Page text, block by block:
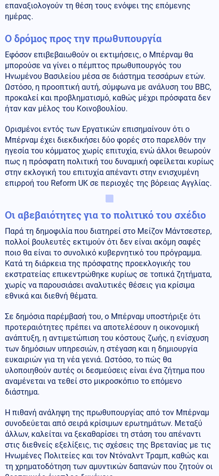
επαναξιολογούν τη θέση τους ενόψει της επόμενης
ημέρας.
Ο δρόμος προς την πρωθυπουργία
Εφόσον επιβεβαιωθούν οι εκτιμήσεις, ο Μπέρναμ θα
μπορούσε να γίνει ο πέμπτος πρωθυπουργός του
Ηνωμένου Βασιλείου μέσα σε διάστημα τεσσάρων ετών.
Ωστόσο, η προοπτική αυτή, σύμφωνα με ανάλυση του BBC,
προκαλεί και προβληματισμό, καθώς μέχρι πρόσφατα δεν
ήταν καν μέλος του Κοινοβουλίου.
Ορισμένοι εντός των Εργατικών επισημαίνουν ότι ο
Μπέρναμ έχει διεκδικήσει δύο φορές στο παρελθόν την
ηγεσία του κόμματος χωρίς επιτυχία, ενώ άλλοι θεωρούν
πως η πρόσφατη πολιτική του δυναμική οφείλεται κυρίως
στην εκλογική του επιτυχία απέναντι στην ενισχυμένη
επιρροή του Reform UK σε περιοχές της βόρειας Αγγλίας.
Οι αβεβαιότητες για το πολιτικό του σχέδιο
Παρά τη δημοφιλία που διατηρεί στο Μείζον Μάντσεστερ,
πολλοί βουλευτές εκτιμούν ότι δεν είναι ακόμη σαφές
ποιο θα είναι το συνολικό κυβερνητικό του πρόγραμμα.
Κατά τη διάρκεια της πρόσφατης προεκλογικής του
εκστρατείας επικεντρώθηκε κυρίως σε τοπικά ζητήματα,
χωρίς να παρουσιάσει αναλυτικές θέσεις για κρίσιμα
εθνικά και διεθνή θέματα.
Σε δημόσια παρέμβασή του, ο Μπέρναμ υποστήριξε ότι
προτεραιότητες πρέπει να αποτελέσουν η οικονομική
ανάπτυξη, η αντιμετώπιση του κόστους ζωής, η ενίσχυση
των δημόσιων υπηρεσιών, η στέγαση και η δημιουργία
ευκαιριών για τη νέα γενιά. Ωστόσο, το πώς θα
υλοποιηθούν αυτές οι δεσμεύσεις είναι ένα ζήτημα που
αναμένεται να τεθεί στο μικροσκόπιο το επόμενο
διάστημα.
Η πιθανή ανάληψη της πρωθυπουργίας από τον Μπέρναμ
συνοδεύεται από σειρά κρίσιμων ερωτημάτων. Μεταξύ
άλλων, καλείται να ξεκαθαρίσει τη στάση του απέναντι
στις διεθνείς εξελίξεις, τις σχέσεις της Βρετανίας με τις
Ηνωμένες Πολιτείες και τον Ντόναλντ Τραμπ, καθώς και
τη χρηματοδότηση των αμυντικών δαπανών που ζητούν οι